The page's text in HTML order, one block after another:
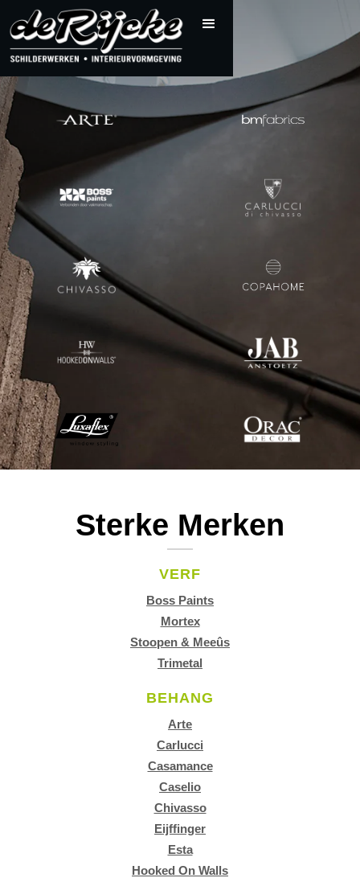
Sterke Merken
VERF
Boss Paints
Mortex
Stoopen & Meeûs
Trimetal
BEHANG
Arte
Carlucci
Casamance
Caselio
Chivasso
Eijffinger
Esta
Hooked On Walls